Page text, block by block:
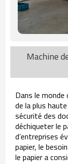
Machine
Dans le
de la plus
sécurité des
déchiqueter le
d’entreprises
papier, le
le papier a